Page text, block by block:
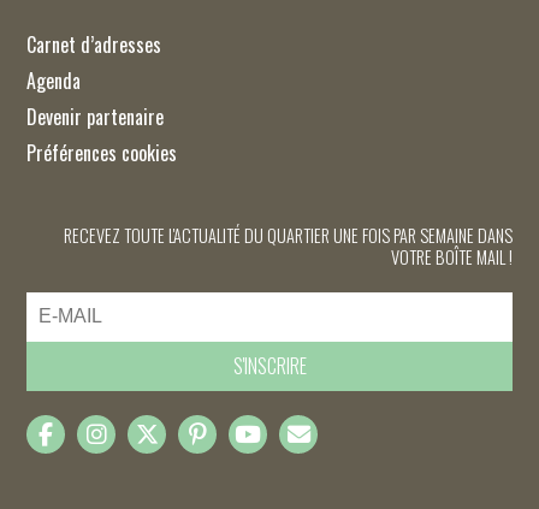
Carnet d’adresses
Agenda
Devenir partenaire
Préférences cookies
RECEVEZ TOUTE L'ACTUALITÉ DU QUARTIER UNE FOIS PAR SEMAINE DANS
VOTRE BOÎTE MAIL !